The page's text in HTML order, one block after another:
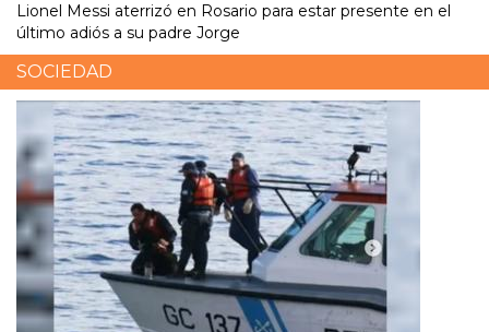
Lionel Messi aterrizó en Rosario para estar presente en el
último adiós a su padre Jorge
SOCIEDAD